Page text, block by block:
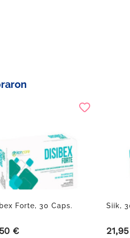
Forte, 30 Caps.
€
Siik,
Precio